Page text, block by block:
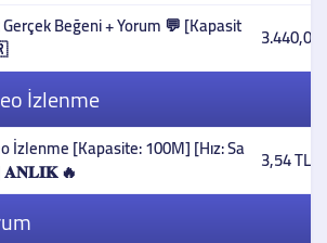
Gerçek Beğeni + Yorum 💬 [Kapasit 3.440,00
İzlenme
İzlenme [Kapasite: 100M] [Hız: Sa
🔥 3,54 TL